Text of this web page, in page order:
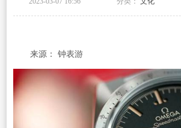
来源： 钟表游